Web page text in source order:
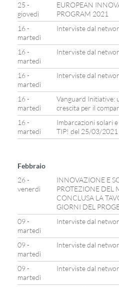
25 -
giovedì
EUROPEAN
PROGRAM 2021
16 -
martedì
Interviste dal
16 -
martedì
Interviste dal
16 -
martedì
Interviste dal
16 -
martedì
Vanguard Initiative:
crescita per il
16 -
martedì
Imbarcazioni solari
TIP! del 25/03/2021
Febbraio
26 -
venerdì
INNOVAZIONE E
PROTEZIONE DEL
CONCLUSA LA
GIORNI DEL
09 -
martedì
Interviste dal
09 -
martedì
Interviste dal
09 -
martedì
Interviste dal